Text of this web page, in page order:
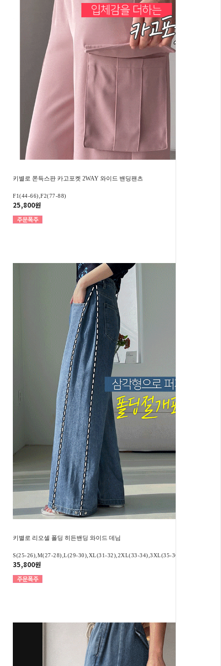
키별로 쫀득스판 카고포켓 2WAY 와이드 밴딩팬츠
F1(44-66),F2(77-88)
25,800원
키별로 리오셀 폴딩 히든밴딩 와이드 데님
S(25-26),M(27-28),L(29-30),XL(31-32),2XL(33-34),3XL(35-36)
35,800원